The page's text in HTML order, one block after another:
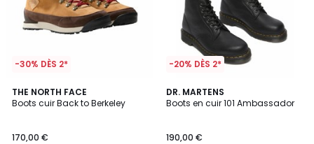
-30% DÈS 2*
THE NORTH FACE
Boots cuir Back to Berkeley
170,00 €
4,6
/ 5
-20% DÈS 2*
DR. MARTENS
Boots en cuir 101 Ambassador
190,00 €
5
/